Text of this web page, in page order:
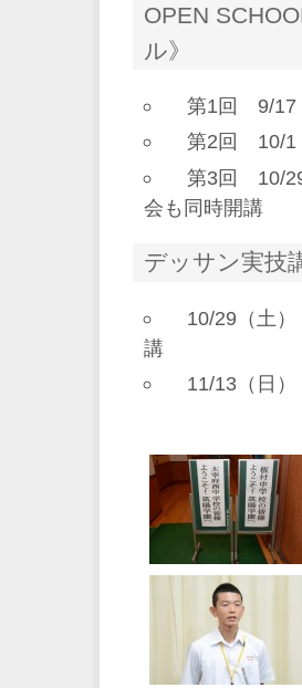
OPEN
ル》
第1回 9/17
第2回 10/1
第3回 10/
会も同時開講
デッサン実技
10/29（土
講
11/13（日）